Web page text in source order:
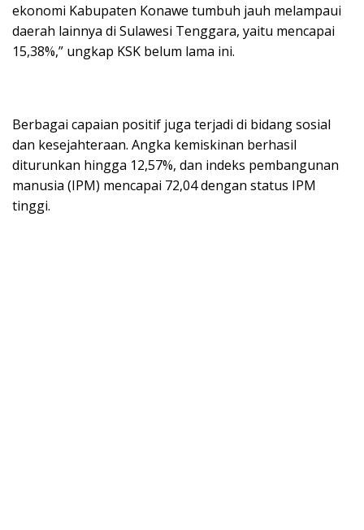
ekonomi Kabupaten Konawe tumbuh jauh melampaui
daerah lainnya di Sulawesi Tenggara, yaitu mencapai
15,38%,” ungkap KSK belum lama ini.
Berbagai capaian positif juga terjadi di bidang sosial
dan kesejahteraan. Angka kemiskinan berhasil
diturunkan hingga 12,57%, dan indeks pembangunan
manusia (IPM) mencapai 72,04 dengan status IPM
tinggi.